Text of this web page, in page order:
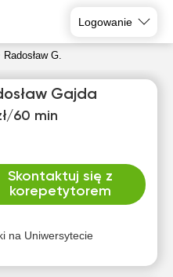
Logowanie
Radosław G.
Gajda
60 min
Skontaktuj się z
korepetytorem
na Uniwersytecie
11
12
Brak
Brak
Brak